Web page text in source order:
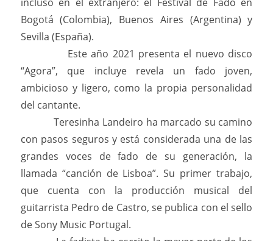
Bogotá (Colombia), Buenos Aires (Argentina) y
Sevilla (España).
Este año 2021 presenta el nuevo disco
“Agora”, que incluye revela un fado joven,
ambicioso y ligero, como la propia personalidad
del cantante.
Teresinha Landeiro ha marcado su camino
con pasos seguros y está considerada una de las
grandes voces de fado de su generación, la
llamada “canción de Lisboa”. Su primer trabajo,
que cuenta con la producción musical del
guitarrista Pedro de Castro, se publica con el sello
de Sony Music Portugal.